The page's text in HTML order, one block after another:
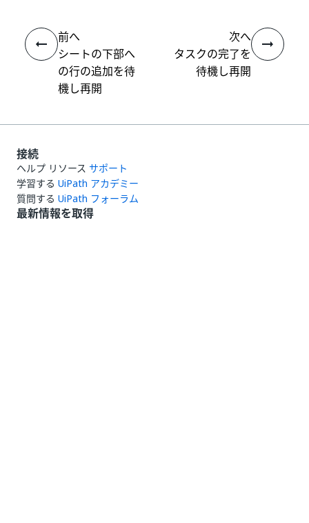
前へ
シートの下部へ
の行の追加を待
機し再開
次へ
タスクの完了を
待機し再開
接続
ヘルプ リソース サポート
学習する UiPath アカデミー
質問する UiPath フォーラム
最新情報を取得